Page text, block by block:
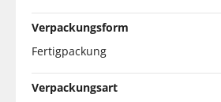
Verpackungsform
Fertigpackung
Verpackungsart